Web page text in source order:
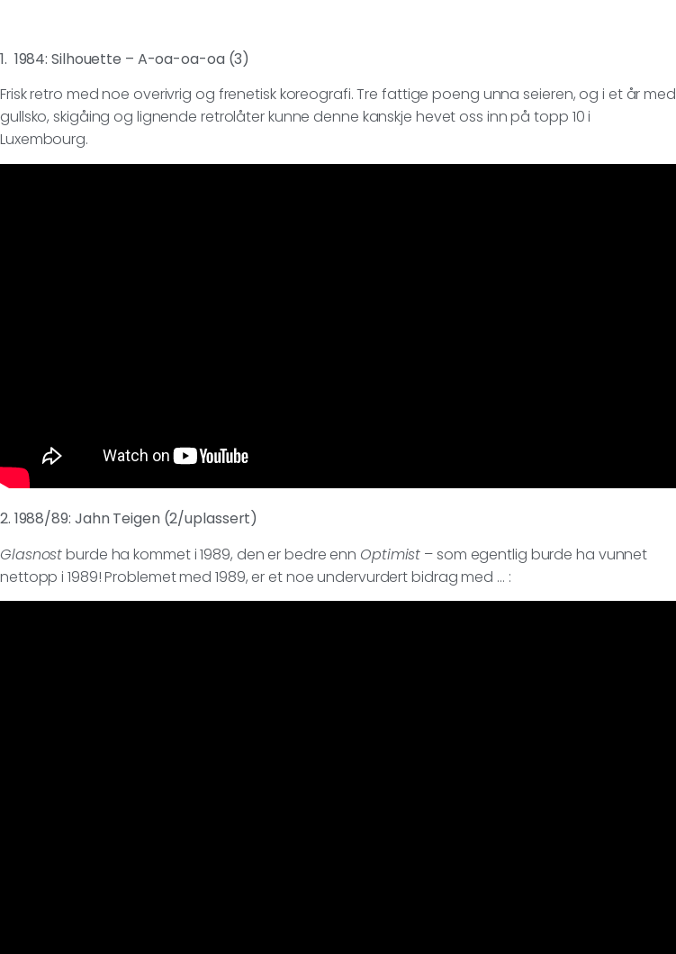
1. 1984: Silhouette – A-oa-oa-oa (3)
Frisk retro med noe overivrig og frenetisk koreografi. Tre fattige poeng unna seieren, og i et år med
gullsko, skigåing og lignende retrolåter kunne denne kanskje hevet oss inn på topp 10 i
Luxembourg.
2. 1988/89: Jahn Teigen (2/uplassert)
Glasnostburde ha kommet i 1989, den er bedre enn Optimist – som egentlig burde ha vunnet
nettopp i 1989! Problemet med 1989, er et noe undervurdert bidrag med … :